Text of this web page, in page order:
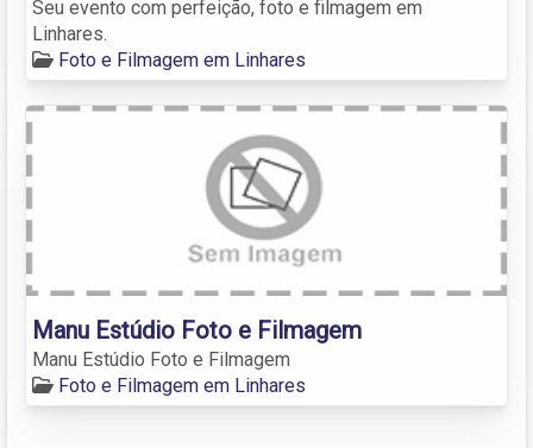
Seu evento com perfeição, foto e filmagem em
Linhares.
Foto e Filmagem em Linhares
Manu Estúdio Foto e Filmagem
Manu Estúdio Foto e Filmagem
Foto e Filmagem em Linhares